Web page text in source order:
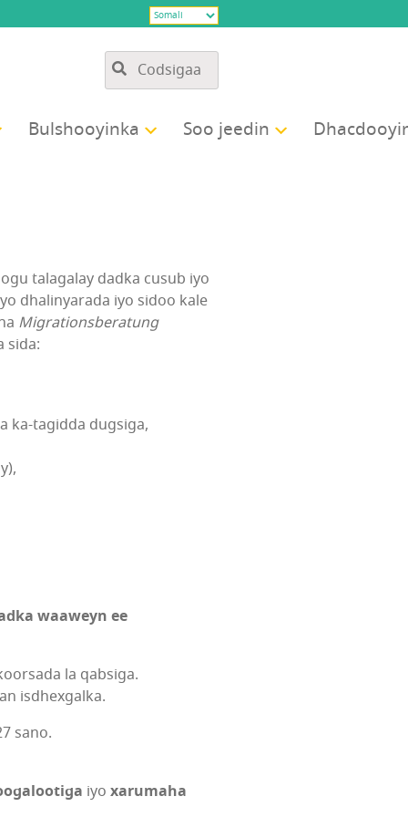
Bulshooyinka Soo jeedin
talagalay dadka cusub iyo
dhalinyarada iyo sidoo kale
Migrationsberatung
sida:
ka-tagidda dugsiga,
waaweyn ee
la qabsiga.
isdhexgalka.
sano.
iyo xarumaha